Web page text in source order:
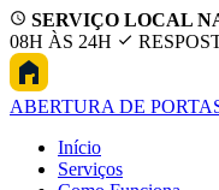
SERVIÇO LOCAL
08H ÀS 24H
ABERTURA DE
Início
Serviços